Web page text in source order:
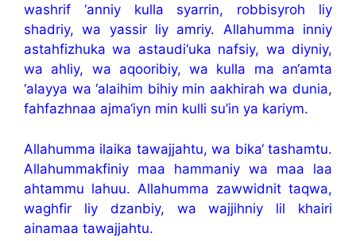
washrif ‘anniy kulla syarrin, robbisyroh liy
shadriy, wa yassir liy amriy. Allahumma inniy
astahfizhuka wa astaudi‘uka nafsiy, wa diyniy,
wa ahliy, wa aqooribiy, wa kulla ma an‘amta
‘alayya wa ‘alaihim bihiy min aakhirah wa dunia,
fahfazhnaa ajma‘iyn min kulli su’in ya kariym.
Allahumma ilaika tawajjahtu, wa bika‘ tashamtu.
Allahummakfiniy maa hammaniy wa maa laa
ahtammu lahuu. Allahumma zawwidnit taqwa,
waghfir liy dzanbiy, wa wajjihniy lil khairi
ainamaa tawajjahtu.